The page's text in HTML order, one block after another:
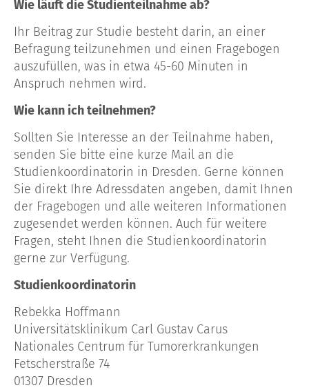
Wie läuft die Studienteilnahme ab?
Ihr Beitrag zur Studie besteht darin, an einer
Befragung teilzunehmen und einen Fragebogen
auszufüllen, was in etwa 45-60 Minuten in
Anspruch nehmen wird.
Wie kann ich teilnehmen?
Sollten Sie Interesse an der Teilnahme haben,
senden Sie bitte eine kurze Mail an die
Studienkoordinatorin in Dresden. Gerne können
Sie direkt Ihre Adressdaten angeben, damit Ihnen
der Fragebogen und alle weiteren Informationen
zugesendet werden können. Auch für weitere
Fragen, steht Ihnen die Studienkoordinatorin
gerne zur Verfügung.
Studienkoordinatorin
Rebekka Hoffmann
Universitätsklinikum Carl Gustav Carus
Nationales Centrum für Tumorerkrankungen
Fetscherstraße 74
01307 Dresden